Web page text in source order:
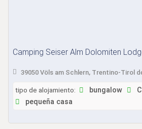
Camping Seiser Alm Dolomiten
39050 Völs am Schlern, Trentino-Tirol
tipo de alojamiento: bungalow
pequeña casa